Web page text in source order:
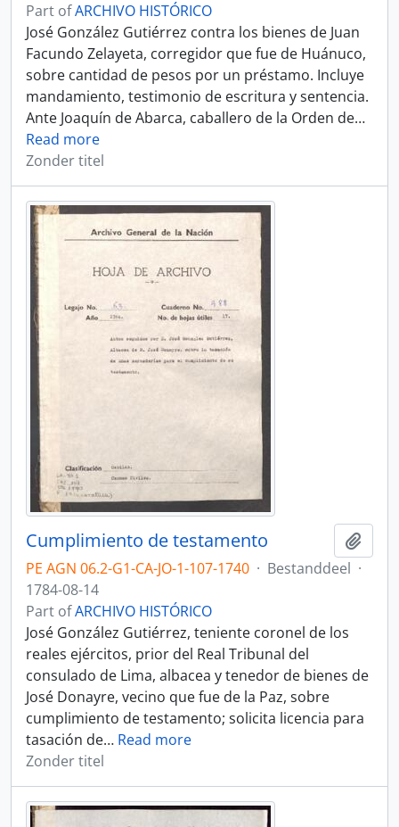
Part ofARCHIVO HISTÓRICO
José González Gutiérrez contra los bienes de Juan
Facundo Zelayeta, corregidor que fue de Huánuco,
sobre cantidad de pesos por un préstamo. Incluye
mandamiento, testimonio de escritura y sentencia.
Ante Joaquín de Abarca, caballero de la Orden de…
Read more
Zonder titel
Cumplimiento de testamento
PE AGN 06.2-G1-CA-JO-1-107-1740 · Bestanddeel ·
1784-08-14
Part ofARCHIVO HISTÓRICO
José González Gutiérrez, teniente coronel de los
reales ejércitos, prior del Real Tribunal del
consulado de Lima, albacea y tenedor de bienes de
José Donayre, vecino que fue de la Paz, sobre
cumplimiento de testamento; solicita licencia para
tasación de… Read more
Zonder titel